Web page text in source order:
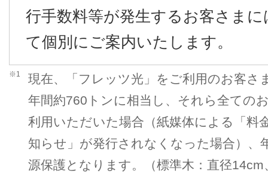
行手数料等が発生するお客さま
て個別にご案内いたします。
※1
現在、「フレッツ光」をご利用のお客さ
年間約760トンに相当し、それら全ての
利用いただいた場合（紙媒体による「料
知らせ」が発行されなくなった場合）、
源保護となります。（標準木：直径